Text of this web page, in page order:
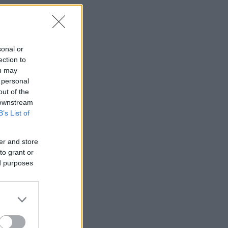
or
to
may
of the
List of
and store
grant or
purposes